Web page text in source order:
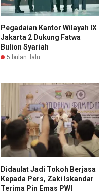
Pegadaian Kantor Wilayah IX
Jakarta 2 Dukung Fatwa
Bulion Syariah
5 bulan lalu
Didaulat Jadi Tokoh Berjasa
Kepada Pers, Zaki Iskandar
Terima Pin Emas PWI